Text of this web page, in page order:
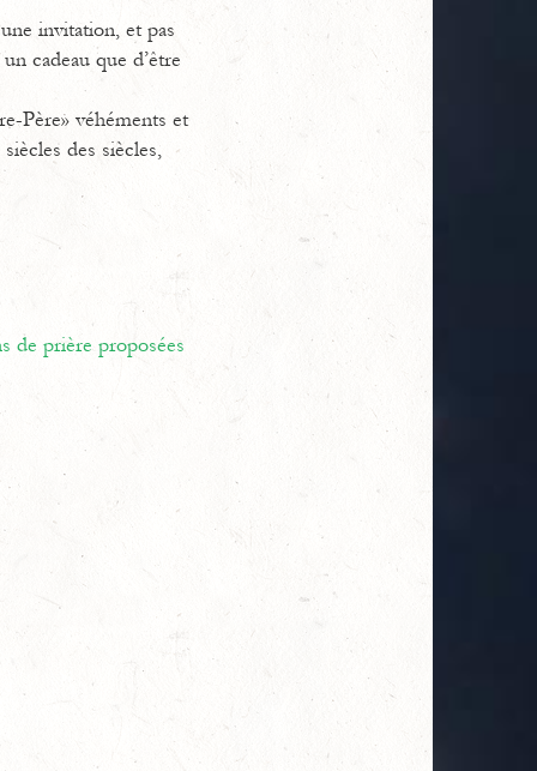
invitation, et pas
cadeau que d’être
Père» véhéments et
des siècles,
de prière proposées